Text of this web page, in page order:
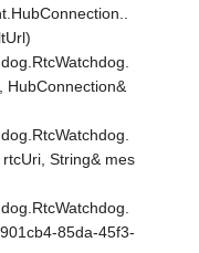
HubConnection&
String& mes
85da-45f3-